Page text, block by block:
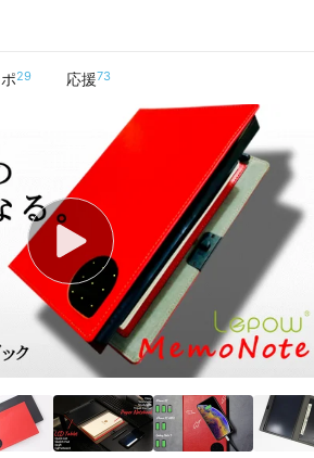
29 応援73